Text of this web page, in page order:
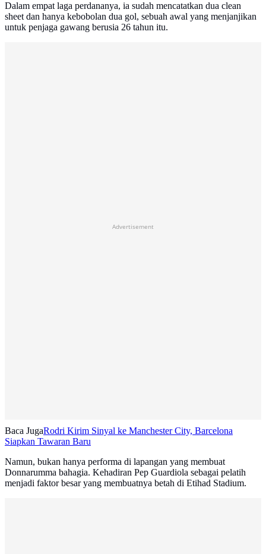
Dalam empat laga perdananya, ia sudah mencatatkan dua clean
sheet dan hanya kebobolan dua gol, sebuah awal yang menjanjikan
untuk penjaga gawang berusia 26 tahun itu.
Advertisement
Baca JugaRodri Kirim Sinyal ke Manchester City, Barcelona
Siapkan Tawaran Baru
Namun, bukan hanya performa di lapangan yang membuat
Donnarumma bahagia. Kehadiran Pep Guardiola sebagai pelatih
menjadi faktor besar yang membuatnya betah di Etihad Stadium.